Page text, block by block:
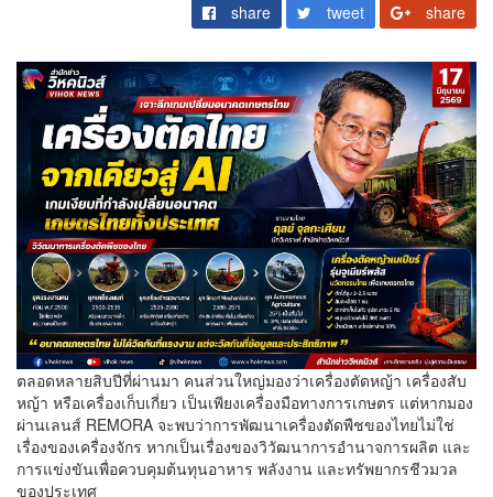
share tweet share
ตลอดหลายสิบปีที่ผ่านมา คนส่วนใหญ่มองว่าเครื่องตัดหญ้า เครื่องสับ
หญ้า หรือเครื่องเก็บเกี่ยว เป็นเพียงเครื่องมือทางการเกษตร แต่หากมอง
ผ่านเลนส์ REMORA จะพบว่าการพัฒนาเครื่องตัดพืชของไทยไม่ใช่
เรื่องของเครื่องจักร หากเป็นเรื่องของวิวัฒนาการอำนาจการผลิต และ
การแข่งขันเพื่อควบคุมต้นทุนอาหาร พลังงาน และทรัพยากรชีวมวล
ของประเทศ